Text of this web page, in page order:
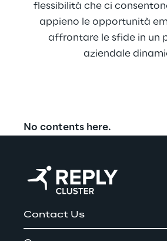
flessibilità che ci
appieno le opportunità
affrontare le sfide in un
aziendale
No contents here.
Contact Us